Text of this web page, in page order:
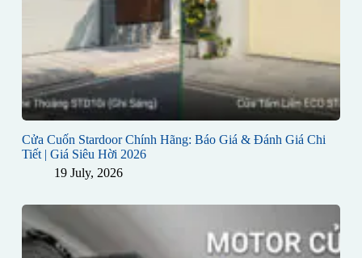
Cửa Cuốn Stardoor Chính Hãng: Báo Giá & Đánh Giá Chi
Tiết | Giá Siêu Hời 2026
19 July, 2026